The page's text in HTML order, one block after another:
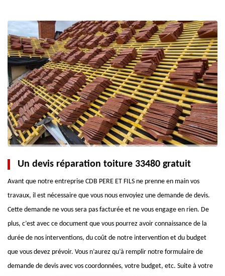
Un devis réparation toiture 33480 gratuit
Avant que notre entreprise CDB PERE ET FILS ne prenne en main vos
travaux, il est nécessaire que vous nous envoyiez une demande de devis.
Cette demande ne vous sera pas facturée et ne vous engage en rien. De
plus, c’est avec ce document que vous pourrez avoir connaissance de la
durée de nos interventions, du coût de notre intervention et du budget
que vous devez prévoir. Vous n’aurez qu’à remplir notre formulaire de
demande de devis avec vos coordonnées, votre budget, etc. Suite à votre